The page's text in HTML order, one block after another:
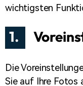
wichtigsten
1.
Die
Sie auf Ihre Fotos